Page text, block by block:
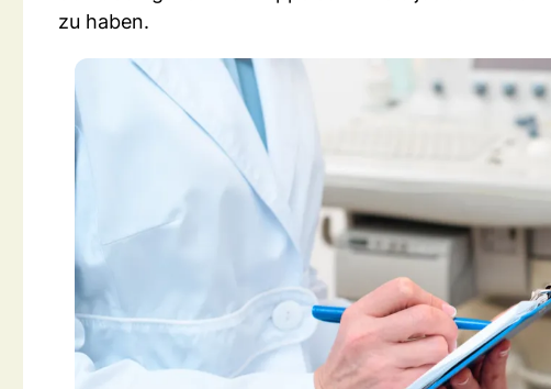
zu haben.